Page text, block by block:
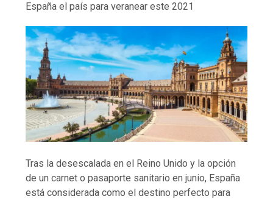
España el país para veranear este 2021
Tras la desescalada en el Reino Unido y la opción
de un carnet o pasaporte sanitario en junio, España
está considerada como el destino perfecto para